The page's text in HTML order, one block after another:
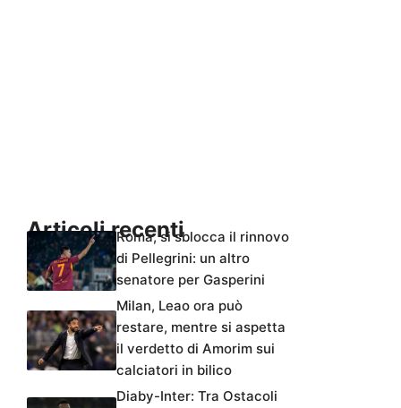
Articoli recentiRoma, si sblocca il rinnovo
di Pellegrini: un altro
senatore per Gasperini
Milan, Leao ora può
restare, mentre si aspetta
il verdetto di Amorim sui
calciatori in bilico
Diaby-Inter: Tra Ostacoli